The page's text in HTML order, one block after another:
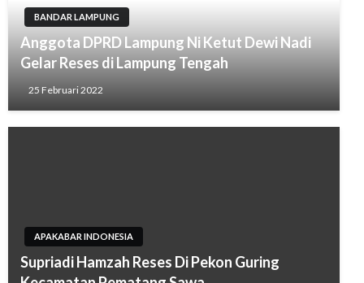
BANDAR LAMPUNG
Anggota DPRD Lampung Ni Ketut Dewi Nadi
Gelar Reses di Lampung Tengah
25 Februari 2022
APAKABAR INDONESIA
Supriadi Hamzah Reses Di Pekon Guring